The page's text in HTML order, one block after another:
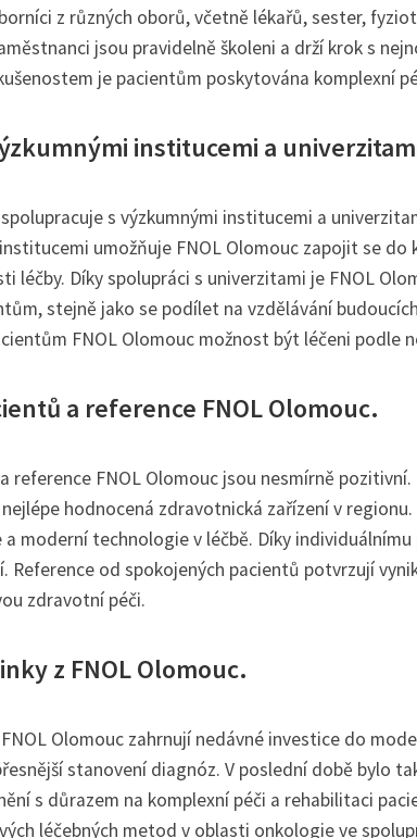
z různých oborů, včetně lékařů, sester,
jsou pravidelně školeni a drží krok s
je pacientům poskytována komplexní
institucemi a
s výzkumnými institucemi a
umožňuje FNOL Olomouc zapojit se
léčby. Díky spolupráci s univerzitami je FNOL
stejně jako se podílet na vzdělávání
FNOL Olomouc možnost být léčeni podle
a reference FNOL Olomouc.
reference FNOL Olomouc jsou nesmírně
hodnocená zdravotnická zařízení v
a moderní technologie v léčbě. Díky
Reference od spokojených pacientů potvrzují
zdravotní péči.
z FNOL Olomouc.
Olomouc zahrnují nedávné investice do
stanovení diagnóz. V poslední době bylo
s důrazem na komplexní péči a rehabilitaci
léčebných metod v oblasti onkologie ve